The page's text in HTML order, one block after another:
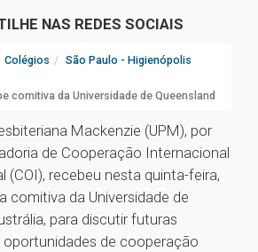
NAS REDES SOCIAIS
Colégios
São Paulo - Higienópolis
comitiva da Universidade de Queensland
Mackenzie (UPM), por
de Cooperação Internacional
(COI), recebeu nesta quinta-feira,
comitiva da Universidade de
para discutir futuras
oportunidades de cooperação